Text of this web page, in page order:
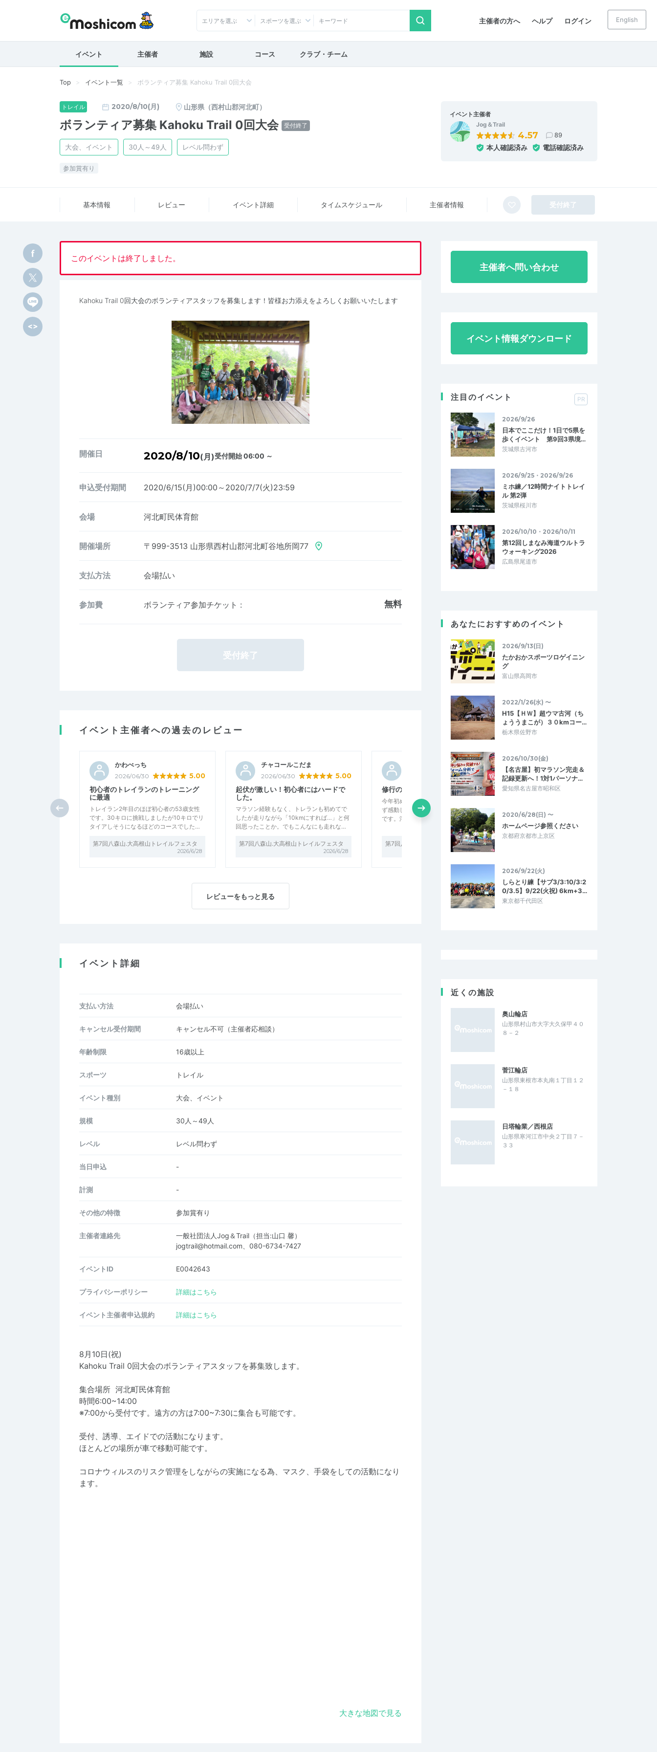
主催者の方へ ヘルプ ログイン
エリアを選ぶ スポーツを選ぶ English
イベント 主催者 施設 コース クラブ・チーム
Top イベント一覧 ボランティア募集 Kahoku Trail 0回大会
トレイル 2020/8/10(月) 山形県（西村山郡河北町）
ボランティア募集 Kahoku Trail 0回大会 受付終了
大会、イベント 30人～49人 レベル問わず
参加賞有り
イベント主催者
Jog＆Trail
4.57 89
本人確認済み 電話確認済み
基本情報 レビュー イベント詳細 タイム スケジュール 主催者情報 受付終了
このイベントは終了しました。
Kahoku Trail 0回大会のボランティアスタッフを募集します！皆様お力添えをよろしくお願いいたします
開催日 2020/8/10(月)受付開始 06:00 ～
申込受付期間 2020/6/15(月)00:00～2020/7/7(火)23:59
会場 河北町民体育館
開催場所 〒999-3513 山形県西村山郡河北町谷地所岡77
支払方法 会場払い
参加費 ボランティア参加チケット : 無料
受付終了
イベント主催者への過去のレビュー
かわべっち
2026/06/30 5.00
初心者のトレイランのトレーニング
に最適
トレイラン2年目のほぼ初心者の53歳女性
です。30キロに挑戦しましたが10キロでリ
タイアしそうになるほどのコースでした…
第7回八森山.大高根山トレイルフェスタ
2026/6/28
チャコールこだま
2026/06/30 5.00
起伏が激しい！初心者にはハードで
した。
マラソン経験もなく、トレランも初めてで
したが走りながら「10kmにすれば…」と何
回思ったことか。でもこんなにも走れな…
第7回八森山.大高根山トレイルフェスタ
2026/6/28
5.00
修行の場として最適！
今年初めて参加させていただきました。 ま
ず感動したのは、コース整備の素晴らしさ
です。浮石や枝が丁寧に除去され、急登…
第7回八森山.大高根山トレイルフェスタ
2026/6/28
C3PO
2025/08/31
ハードだけど、とても楽しいイベン
家族参加させて頂きました。 ひたすら登り
の間はとてもハードでしたが、ランナー…
レビューをもっと見る
イベント詳細
支払い方法 会場払い
キャンセル受付期間 キャンセル不可（主催者応相談）
年齢制限 16歳以上
スポーツ トレイル
イベント種別 大会、イベント
規模 30人～49人
レベル レベル問わず
当日申込 -
計測 -
その他の特徴 参加賞有り
主催者連絡先
一般社団法人Jog＆Trail（担当:山口 馨）
jogtrail@hotmail.com、080-6734-7427
イベントID E0042643
プライバシーポリシー 詳細はこちら
イベント主催者申込規約 詳細はこちら
8月10日(祝)
Kahoku Trail 0回大会のボランティアスタッフを募集致します。
集合場所 河北町民体育館
時間6:00~14:00
※7:00から受付です。遠方の方は7:00~7:30に集合も可能です。
受付、誘導、エイドでの活動になります。
ほとんどの場所が車で移動可能です。
コロナウィルスのリスク管理をしながらの実施になる為、マスク、手袋をしての活動になり
ます。
大きな地図で見る
主催者へ問い合わせ
イベント情報ダウンロード
注目のイベント PR
2026/9/26
日本でここだけ！1日で5県を
歩くイベント 第9回3県境…
茨城県古河市
2026/9/25・2026/9/26
ミホ練／12時間ナイトトレイ
ル 第2弾
茨城県桜川市
2026/10/10・2026/10/11
第12回しまなみ海道ウルトラ
ウォーキング2026
広島県尾道市
あなたにおすすめのイベント
2026/9/13(日)
たかおかスポーツロゲイニン
グ
富山県高岡市
2022/1/26(水) 〜
H15【ＨＷ】超ウマ古河（ち
ょううまこが）３０kmコー…
栃木県佐野市
2026/10/30(金)
【名古屋】初マラソン完走＆
記録更新へ！1対1パーソナ…
愛知県名古屋市昭和区
2020/6/28(日) 〜
ホームページ参照ください
京都府京都市上京区
2026/9/22(火)
しらとり練【サブ3/3:10/3:2
0/3.5】9/22(火祝) 6km+3…
東京都千代田区
近くの施設
奥山輪店
山形県村山市大字大久保甲４０
８－２
菅江輪店
山形県東根市本丸南１丁目１２
－１８
日塔輪業／西根店
山形県寒河江市中央２丁目７－
３３